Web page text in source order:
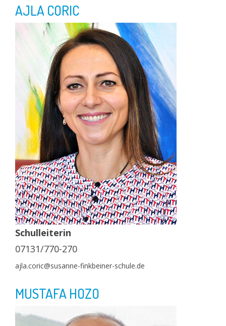
AJLA CORIC
Schulleiterin
07131/770-270
ajla.coric@susanne-finkbeiner-schule.de
MUSTAFA HOZO